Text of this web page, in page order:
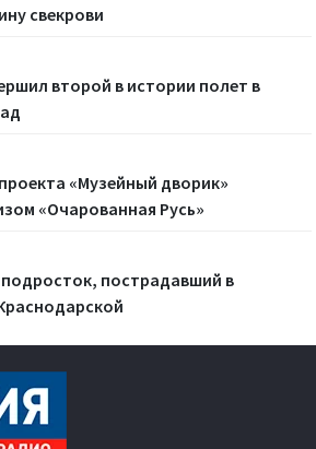
свекрови
второй в истории полет в
«Музейный дворик»
«Очарованная Русь»
подросток, пострадавший в